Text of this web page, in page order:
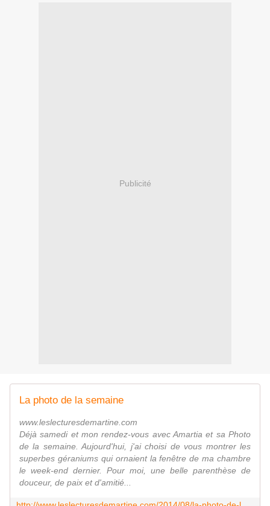
Publicité
La photo de la semaine
www.leslecturesdemartine.com
Déjà samedi et mon rendez-vous avec Amartia et sa Photo
de la semaine. Aujourd'hui, j'ai choisi de vous montrer les
superbes géraniums qui ornaient la fenêtre de ma chambre
le week-end dernier. Pour moi, une belle parenthèse de
douceur, de paix et d'amitié...